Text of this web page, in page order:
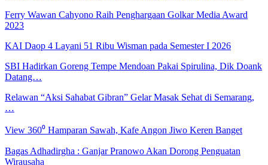
Ferry Wawan Cahyono Raih Penghargaan Golkar Media Award
2023
KAI Daop 4 Layani 51 Ribu Wisman pada Semester I 2026
SBI Hadirkan Goreng Tempe Mendoan Pakai Spirulina, Dik Doank
Datang…
Relawan “Aksi Sahabat Gibran” Gelar Masak Sehat di Semarang,
…
View 360⁰ Hamparan Sawah, Kafe Angon Jiwo Keren Banget
Bagas Adhadirgha : Ganjar Pranowo Akan Dorong Penguatan
Wirausaha